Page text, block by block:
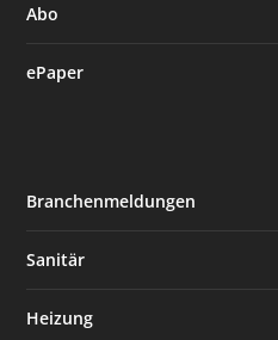
Abo
ePaper
Branchenmeldungen
Sanitär
Heizung